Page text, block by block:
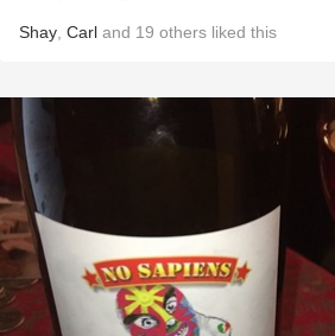
Shay Carl and 19 others liked this